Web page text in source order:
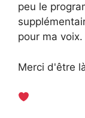
peu le
pour ma voix.
Merci d'être